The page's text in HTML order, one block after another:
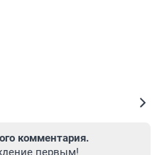
комментария.
первым!